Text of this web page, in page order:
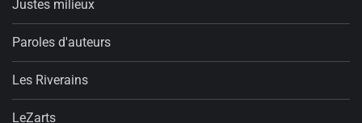
Justes milieux
Paroles d'auteurs
Les Riverains
LeZarts